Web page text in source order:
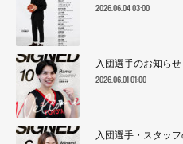
2026.06.04 03:00
入団選手のお知らせ
2026.06.01 01:00
入団選手・スタッ